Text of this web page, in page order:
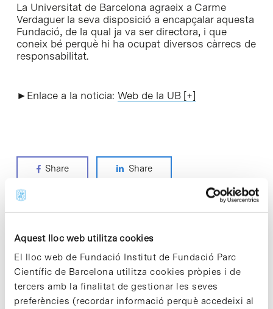
Aquest lloc web utilitza cookies
El lloc web de Fundació Institut de Fundació Parc
Científic de Barcelona utilitza cookies pròpies i de
tercers amb la finalitat de gestionar les seves
preferències (recordar informació perquè accedeixi al
La Universitat de Barcelona agraeix a Carme
Verdaguer la seva disposició a encapçalar aquesta
Fundació, de la qual ja va ser directora, i que
coneix bé perquè hi ha ocupat diversos càrrecs de
responsabilitat.
►Enlace a la noticia: Web de la UB [+]
Share Share
Notícies més vistes